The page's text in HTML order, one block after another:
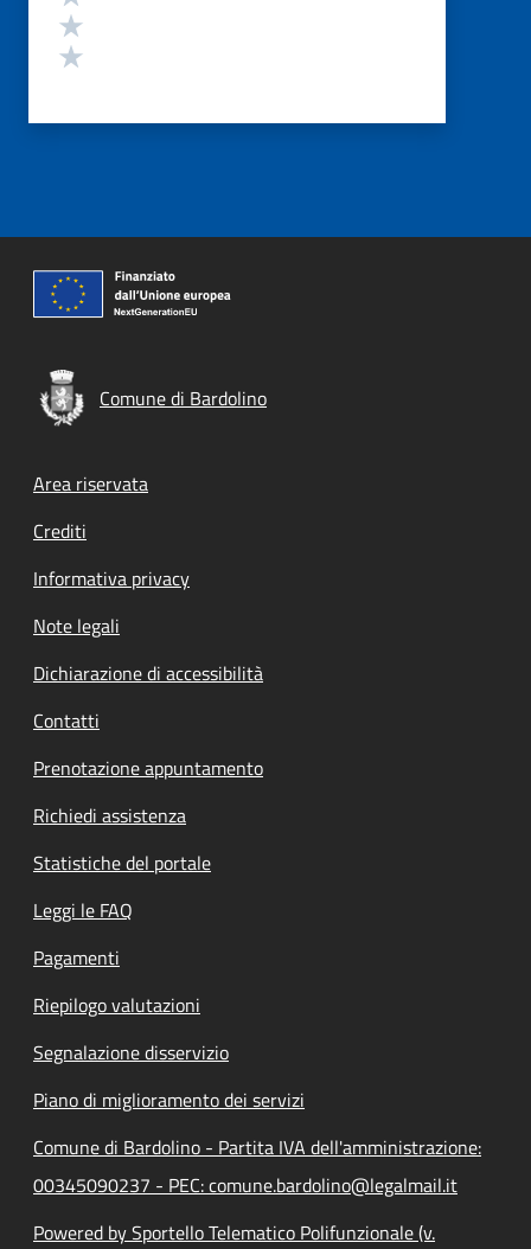
Comune di Bardolino
Footer menu
Area riservata
Crediti
Informativa privacy
Note legali
Dichiarazione di accessibilità
Contatti
Prenotazione appuntamento
Richiedi assistenza
Statistiche del portale
Leggi le FAQ
Pagamenti
Riepilogo valutazioni
Segnalazione disservizio
Piano di miglioramento dei servizi
Comune di Bardolino - Partita IVA dell'amministrazione:
00345090237 - PEC: comune.bardolino@legalmail.it
Powered by Sportello Telematico Polifunzionale (v.